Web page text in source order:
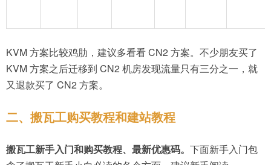
KVM 方案比较鸡肋，建议多看看 CN2 方案。不少朋友买了
KVM 方案之后迁移到 CN2 机房发现流量只有三分之一，就
又退款买了 CN2 方案。
二、搬瓦工购买教程和建站教程
搬瓦工新手入门和购买教程、最新优惠码。 下面新手入门包